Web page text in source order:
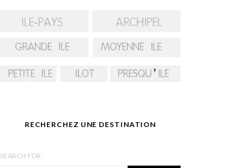
RECHERCHEZ UNE DESTINATION
SEARCH FOR: